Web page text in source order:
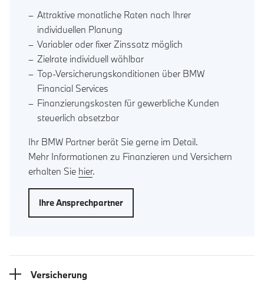
Attraktive monatliche Raten nach Ihrer
individuellen Planung
Variabler oder fixer Zinssatz möglich
Zielrate individuell wählbar
Top-Versicherungskonditionen über BMW
Financial Services
Finanzierungskosten für gewerbliche Kunden
steuerlich absetzbar
Ihr BMW Partner berät Sie gerne im Detail.
Mehr Informationen zu Finanzieren und Versichern
erhalten Sie hier.
Ihre Ansprechpartner
Versicherung